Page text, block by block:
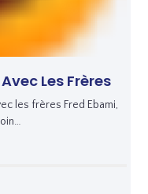
Les Frères
les frères Fred Ebami,